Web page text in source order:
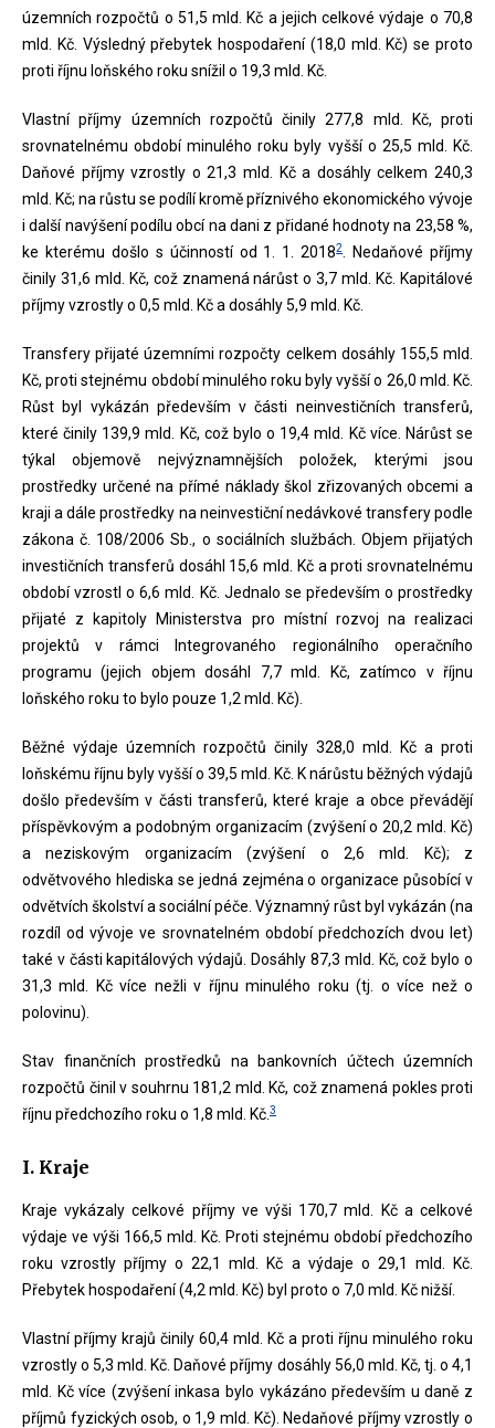
územních rozpočtů o 51,5 mld. Kč a jejich celkové výdaje o 70,8
mld. Kč. Výsledný přebytek hospodaření (18,0 mld. Kč) se proto
proti říjnu loňského roku snížil o 19,3 mld. Kč.
Vlastní příjmy územních rozpočtů činily 277,8 mld. Kč, proti
srovnatelnému období minulého roku byly vyšší o 25,5 mld. Kč.
Daňové příjmy vzrostly o 21,3 mld. Kč a dosáhly celkem 240,3
mld. Kč; na růstu se podílí kromě příznivého ekonomického vývoje
i další navýšení podílu obcí na dani z přidané hodnoty na 23,58 %,
ke kterému došlo s účinností od 1. 1. 20182. Nedaňové příjmy
činily 31,6 mld. Kč, což znamená nárůst o 3,7 mld. Kč. Kapitálové
příjmy vzrostly o 0,5 mld. Kč a dosáhly 5,9 mld. Kč.
Transfery přijaté územními rozpočty celkem dosáhly 155,5 mld.
Kč, proti stejnému období minulého roku byly vyšší o 26,0 mld. Kč.
Růst byl vykázán především v části neinvestičních transferů,
které činily 139,9 mld. Kč, což bylo o 19,4 mld. Kč více. Nárůst se
týkal objemově nejvýznamnějších položek, kterými jsou
prostředky určené na přímé náklady škol zřizovaných obcemi a
kraji a dále prostředky na neinvestiční nedávkové transfery podle
zákona č. 108/2006 Sb., o sociálních službách. Objem přijatých
investičních transferů dosáhl 15,6 mld. Kč a proti srovnatelnému
období vzrostl o 6,6 mld. Kč. Jednalo se především o prostředky
přijaté z kapitoly Ministerstva pro místní rozvoj na realizaci
projektů v rámci Integrovaného regionálního operačního
programu (jejich objem dosáhl 7,7 mld. Kč, zatímco v říjnu
loňského roku to bylo pouze 1,2 mld. Kč).
Běžné výdaje územních rozpočtů činily 328,0 mld. Kč a proti
loňskému říjnu byly vyšší o 39,5 mld. Kč. K nárůstu běžných výdajů
došlo především v části transferů, které kraje a obce převádějí
příspěvkovým a podobným organizacím (zvýšení o 20,2 mld. Kč)
a neziskovým organizacím (zvýšení o 2,6 mld. Kč); z
odvětvového hlediska se jedná zejména o organizace působící v
odvětvích školství a sociální péče. Významný růst byl vykázán (na
rozdíl od vývoje ve srovnatelném období předchozích dvou let)
také v části kapitálových výdajů. Dosáhly 87,3 mld. Kč, což bylo o
31,3 mld. Kč více nežli v říjnu minulého roku (tj. o více než o
polovinu).
Stav finančních prostředků na bankovních účtech územních
rozpočtů činil v souhrnu 181,2 mld. Kč, což znamená pokles proti
říjnu předchozího roku o 1,8 mld. Kč. 3
I. Kraje
Kraje vykázaly celkové příjmy ve výši 170,7 mld. Kč a celkové
výdaje ve výši 166,5 mld. Kč. Proti stejnému období předchozího
roku vzrostly příjmy o 22,1 mld. Kč a výdaje o 29,1 mld. Kč.
Přebytek hospodaření (4,2 mld. Kč) byl proto o 7,0 mld. Kč nižší.
Vlastní příjmy krajů činily 60,4 mld. Kč a proti říjnu minulého roku
vzrostly o 5,3 mld. Kč. Daňové příjmy dosáhly 56,0 mld. Kč, tj. o 4,1
mld. Kč více (zvýšení inkasa bylo vykázáno především u daně z
příjmů fyzických osob, o 1,9 mld. Kč). Nedaňové příjmy vzrostly o